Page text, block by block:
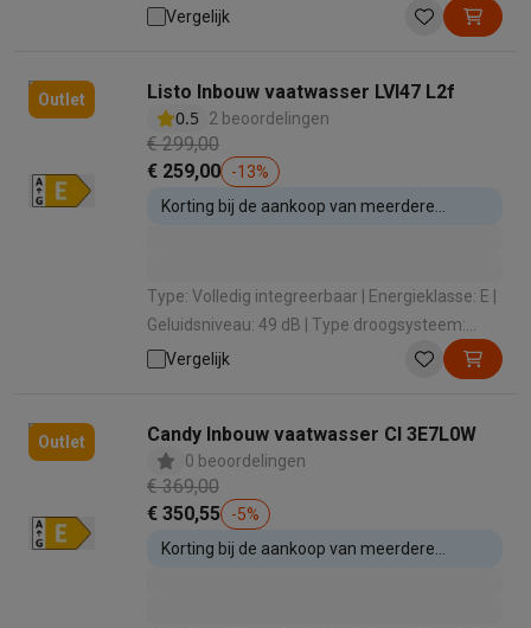
Condens Statisch / Eigenwarmte |
Vergelijk
Outlet
Listo Inbouw vaatwasser LVI47 L2f
0.5
2 beoordelingen
€ 299,00
€ 259,00
-13%
Korting bij de aankoop van meerdere
Type: Volledig integreerbaar | Energieklasse: E |
Geluidsniveau: 49 dB | Type droogsysteem:
Condens Statisch / Eigenwarmte |
Vergelijk
Outlet Candy Inbouw vaatwasser CI 3E7L0W
0 beoordelingen
€ 369,00
€ 350,55
-5%
Korting bij de aankoop van meerdere